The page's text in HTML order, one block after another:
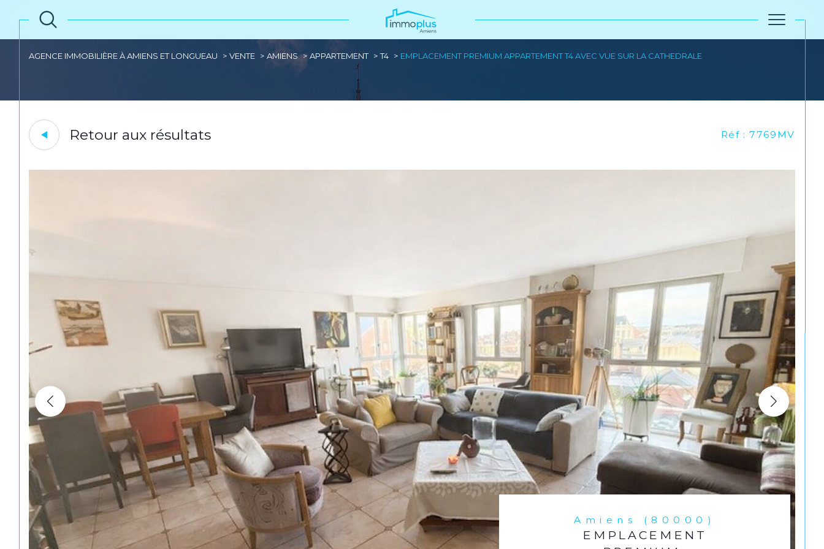
AGENCE IMMOBILIÈRE À AMIENS ET LONGUEAU VENTE AMIENS APPARTEMENT T4 EMPLACEMENT PREMIUM APPARTEMENT T4 AVEC VUE SUR LA CATHEDRALE
Retour aux résultats Réf : 7769MV
Amiens (80000)
EMPLACEMENT